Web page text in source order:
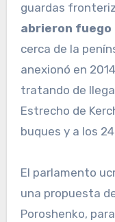
guardas
abrieron fuego
cerca de la
anexionó en
tratando de
Estrecho de
buques y a los
El parlamento
una propuesta
Poroshenko,